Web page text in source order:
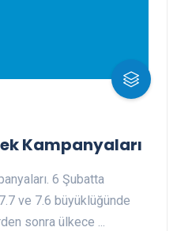
Kampanyaları
6 Şubatta
ve 7.6 büyüklüğünde
sonra ülkece ...